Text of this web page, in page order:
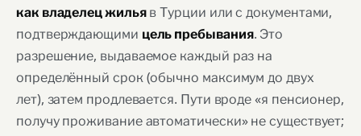
как владелец жильяв Турции или с документами,
подтверждающими цель пребывания. Это
разрешение, выдаваемое каждый раз на
определённый срок (обычно максимум до двух
лет), затем продлевается. Пути вроде «я пенсионер,
получу проживание автоматически» не существует;